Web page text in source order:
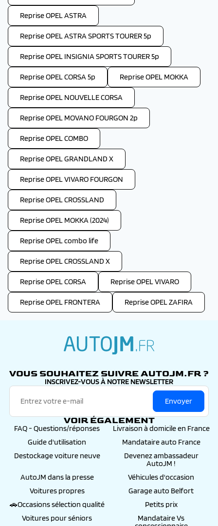
Reprise OPEL ASTRA
Reprise OPEL ASTRA SPORTS TOURER 5p
Reprise OPEL INSIGNIA SPORTS TOURER 5p
Reprise OPEL CORSA 5p Reprise OPEL MOKKA
Reprise OPEL NOUVELLE CORSA
Reprise OPEL MOVANO FOURGON 2p
Reprise OPEL COMBO
Reprise OPEL GRANDLAND X
Reprise OPEL VIVARO FOURGON
Reprise OPEL CROSSLAND
Reprise OPEL MOKKA (2024)
Reprise OPEL combo life
Reprise OPEL CROSSLAND X
Reprise OPEL CORSA Reprise OPEL VIVARO
Reprise OPEL FRONTERA Reprise OPEL ZAFIRA
VOUS SOUHAITEZ SUIVRE AUTOJM.FR ?
INSCRIVEZ-VOUS À NOTRE NEWSLETTER
Envoyer
VOIR ÉGALEMENT
FAQ - Questions/réponses
Livraison à domicile en France
Guide d'utilisation
Mandataire auto France
Destockage voiture neuve
Devenez ambassadeur
AutoJM !
AutoJM dans la presse
Véhicules d'occasion
Voitures propres
Garage auto Belfort
🚗Occasions sélection qualité
Petits prix
Voitures pour séniors
Mandataire Vs